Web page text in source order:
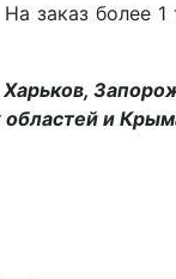
заказ более
областей и